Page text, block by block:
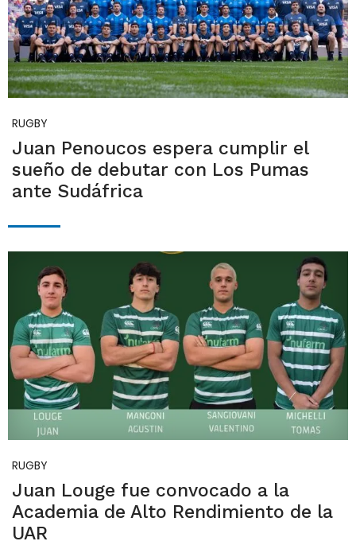
RUGBY
Juan Penoucos espera cumplir el
sueño de debutar con Los Pumas
ante Sudáfrica
RUGBY
Juan Louge fue convocado a la
Academia de Alto Rendimiento de la
UAR